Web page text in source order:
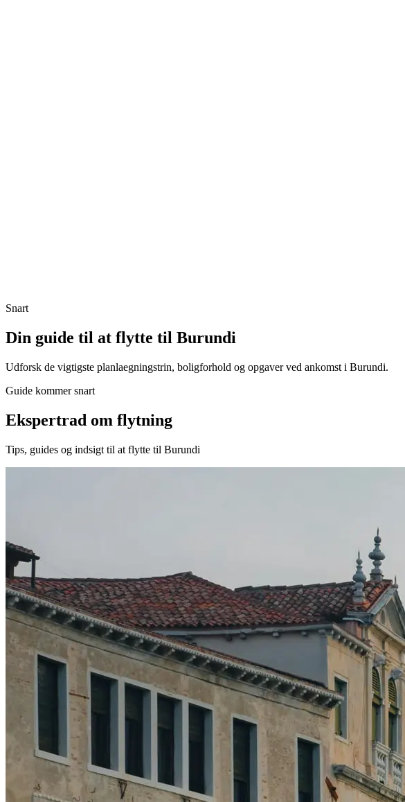
Snart
Din guide til at flytte til Burundi
Udforsk de vigtigste planlaegningstrin, boligforhold og opgaver ved ankomst i Burundi.
Guide kommer snart
Ekspertrad om flytning
Tips, guides og indsigt til at flytte til Burundi